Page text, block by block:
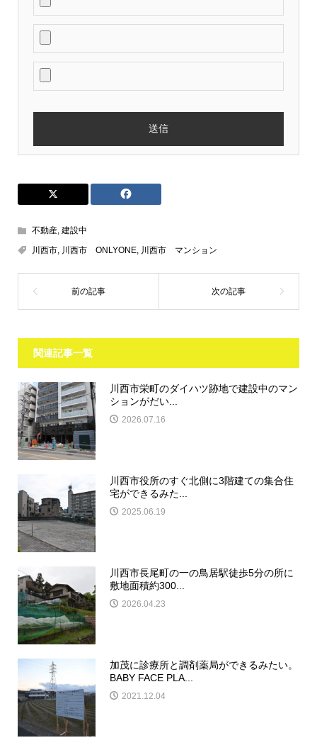
不動産, 建設中
川西市, 川西市 ONLYONE, 川西市 マンション
関連記事一覧
川西市栄町のダイハツ跡地で建設中のマン
ションがだい...
2026.07.16
川西市役所のすぐ北側に3階建ての集合住
宅ができるみた...
2025.06.19
川西市長尾町の一の鳥居駅徒歩5分の所に
敷地面積約300...
2026.04.23
加茂に診療所と調剤薬局ができるみたい。
BABY FACE PLA...
2021.12.04